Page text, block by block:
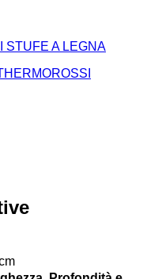
STUFE A LEGNA